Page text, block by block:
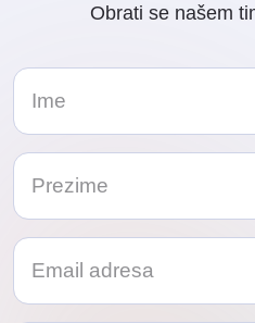
Obrati se našem